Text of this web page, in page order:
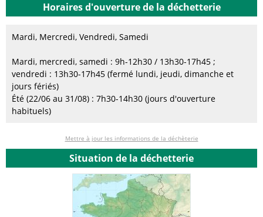
Horaires d'ouverture de la déchetterie
Mardi, Mercredi, Vendredi, Samedi
Mardi, mercredi, samedi : 9h-12h30 / 13h30-17h45 ;
vendredi : 13h30-17h45 (fermé lundi, jeudi, dimanche et
jours fériés)
Été (22/06 au 31/08) : 7h30-14h30 (jours d'ouverture
habituels)
Mettre à jour les informations de la déchèterie
Situation de la déchetterie